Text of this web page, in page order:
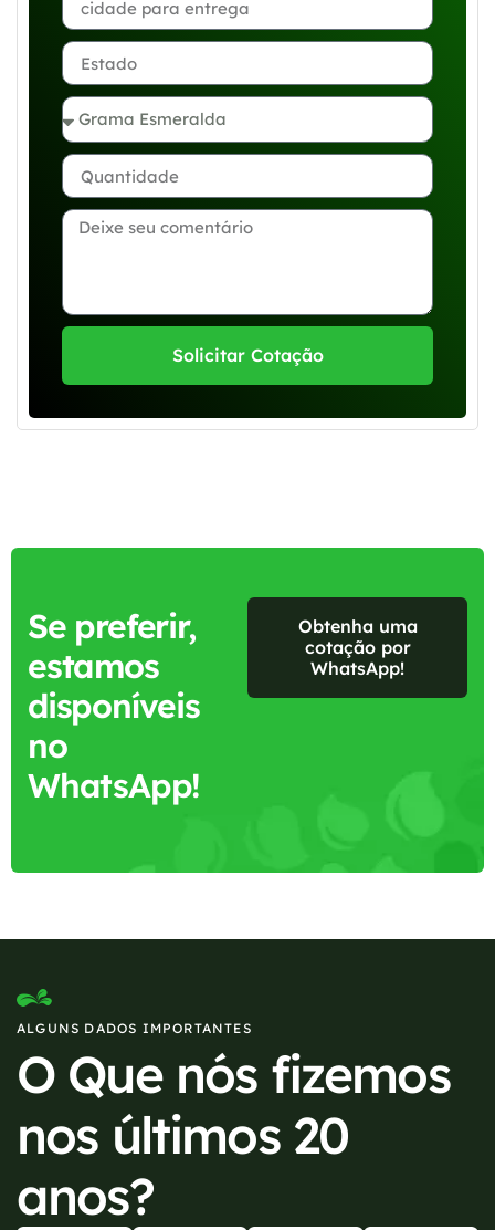
Solicitar Cotação
Se preferir,
estamos
disponíveis
no
WhatsApp!
Obtenha uma
cotação por
WhatsApp!
ALGUNS DADOS IMPORTANTES
O Que nós fizemos
nos últimos 20
anos?